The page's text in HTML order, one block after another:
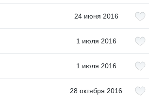
24 июня 2016
1 июля 2016
1 июля 2016
28 октября 2016